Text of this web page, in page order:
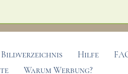
Bildverzeichnis Hilfe
Warum Werbung?